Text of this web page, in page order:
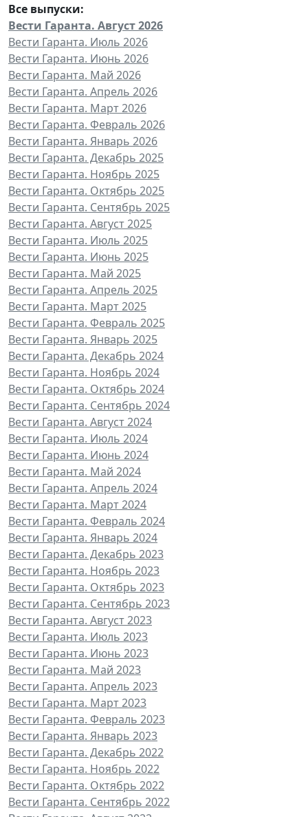
Все выпуски:
Вести Гаранта. Август 2026
Вести Гаранта. Июль 2026
Вести Гаранта. Июнь 2026
Вести Гаранта. Май 2026
Вести Гаранта. Апрель 2026
Вести Гаранта. Март 2026
Вести Гаранта. Февраль 2026
Вести Гаранта. Январь 2026
Вести Гаранта. Декабрь 2025
Вести Гаранта. Ноябрь 2025
Вести Гаранта. Октябрь 2025
Вести Гаранта. Сентябрь 2025
Вести Гаранта. Август 2025
Вести Гаранта. Июль 2025
Вести Гаранта. Июнь 2025
Вести Гаранта. Май 2025
Вести Гаранта. Апрель 2025
Вести Гаранта. Март 2025
Вести Гаранта. Февраль 2025
Вести Гаранта. Январь 2025
Вести Гаранта. Декабрь 2024
Вести Гаранта. Ноябрь 2024
Вести Гаранта. Октябрь 2024
Вести Гаранта. Сентябрь 2024
Вести Гаранта. Август 2024
Вести Гаранта. Июль 2024
Вести Гаранта. Июнь 2024
Вести Гаранта. Май 2024
Вести Гаранта. Апрель 2024
Вести Гаранта. Март 2024
Вести Гаранта. Февраль 2024
Вести Гаранта. Январь 2024
Вести Гаранта. Декабрь 2023
Вести Гаранта. Ноябрь 2023
Вести Гаранта. Октябрь 2023
Вести Гаранта. Сентябрь 2023
Вести Гаранта. Август 2023
Вести Гаранта. Июль 2023
Вести Гаранта. Июнь 2023
Вести Гаранта. Май 2023
Вести Гаранта. Апрель 2023
Вести Гаранта. Март 2023
Вести Гаранта. Февраль 2023
Вести Гаранта. Январь 2023
Вести Гаранта. Декабрь 2022
Вести Гаранта. Ноябрь 2022
Вести Гаранта. Октябрь 2022
Вести Гаранта. Сентябрь 2022